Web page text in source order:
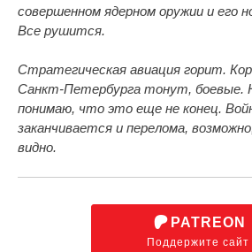
совершенном ядерном оружии и его
Все рушится.
Стратегическая авиация горит.
Санкт-Петербурга тонут, боевые.
понимаю, что это еще не конец.
заканчивается и перелома,
видно.
PATREON
Поддержите сайт